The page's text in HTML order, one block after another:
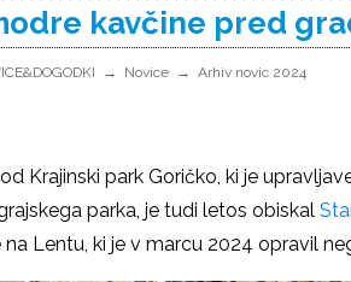
kavčine pred
Novice Arhiv novic 2024
Krajinski park Goričko, ki je
parka, je tudi letos obiskal
Lentu, ki je v marcu 2024 opravil